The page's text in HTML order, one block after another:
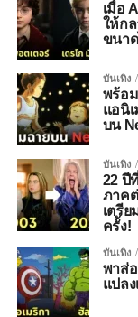
เมื่อ
ให้ก
ขนา
บันเทิง
พร้อ
แอนิ
บน
บันเทิง
22 ปี
ภาค
เตรี
ครั้ง!
บันเทิง
พาส่อ
แปล